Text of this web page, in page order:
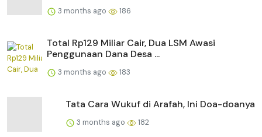
3 months ago 186
Total Rp129 Miliar Cair, Dua LSM Awasi
Penggunaan Dana Desa ...
3 months ago 183
Tata Cara Wukuf di Arafah, Ini Doa-doanya
3 months ago 182